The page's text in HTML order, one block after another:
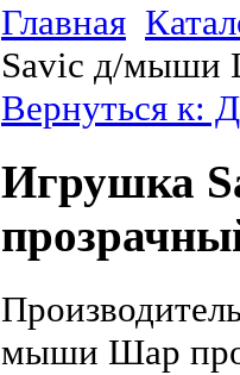
Главная
Savic д/мыши
Вернуться к:
Игрушка
мыши Шар